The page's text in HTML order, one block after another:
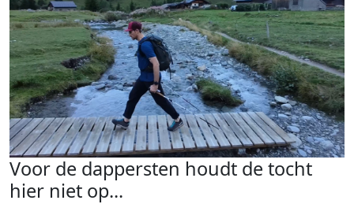
Voor de dappersten houdt de tocht
hier niet op...